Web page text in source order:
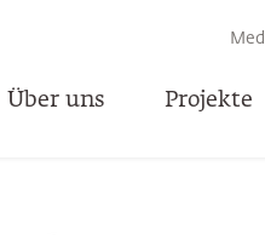
Über uns Projekte